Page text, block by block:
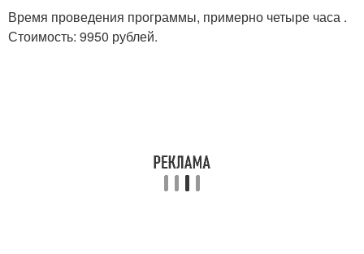
Время проведения программы, примерно четыре часа .
Стоимость: 9950 рублей.